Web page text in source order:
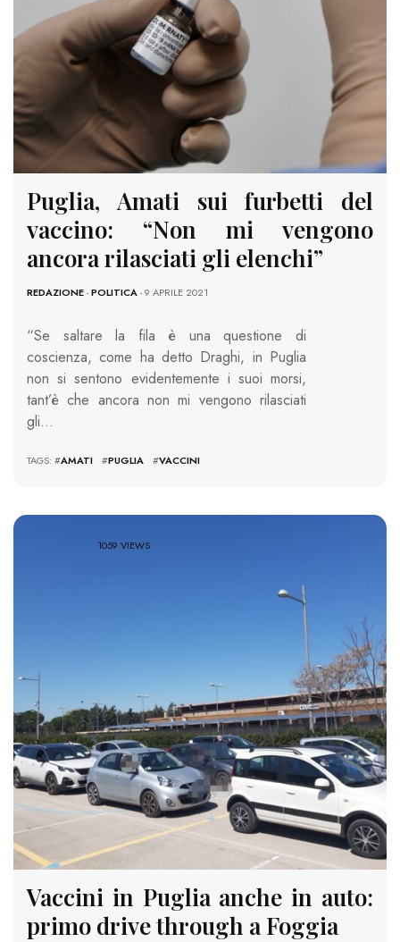
Puglia, Amati sui furbetti del
vaccino: “Non mi vengono
ancora rilasciati gli elenchi”
REDAZIONE-POLITICA- 9 APRILE 2021
“Se saltare la fila è una questione di
coscienza, come ha detto Draghi, in Puglia
non si sentono evidentemente i suoi morsi,
tant’è che ancora non mi vengono rilasciati
gli…
TAGS: #AMATI #PUGLIA #VACCINI
1059 VIEWS
Vaccini in Puglia anche in auto:
primo drive through a Foggia